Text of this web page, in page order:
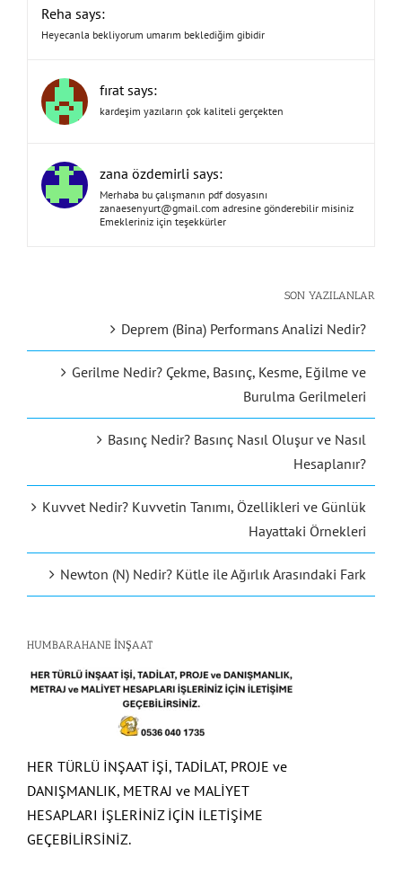
Reha says:
Heyecanla bekliyorum umarım beklediğim gibidir
fırat says:
kardeşim yazıların çok kaliteli gerçekten
zana özdemirli says:
Merhaba bu çalışmanın pdf dosyasını
zanaesenyurt@gmail.com adresine gönderebilir misiniz
Emekleriniz için teşekkürler
SON YAZILANLAR
Deprem (Bina) Performans Analizi Nedir?
Gerilme Nedir? Çekme, Basınç, Kesme, Eğilme ve
Burulma Gerilmeleri
Basınç Nedir? Basınç Nasıl Oluşur ve Nasıl
Hesaplanır?
Kuvvet Nedir? Kuvvetin Tanımı, Özellikleri ve Günlük
Hayattaki Örnekleri
Newton (N) Nedir? Kütle ile Ağırlık Arasındaki Fark
HUMBARAHANE İNŞAAT
HER TÜRLÜ İNŞAAT İŞİ, TADİLAT, PROJE ve
DANIŞMANLIK, METRAJ ve MALİYET
HESAPLARI İŞLERİNİZ İÇİN İLETİŞİME
GEÇEBİLİRSİNİZ.